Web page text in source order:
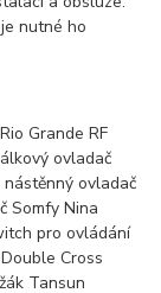
nutné ho
Grande RF
ovladač
nástěnný ovladač
Somfy Nina
pro ovládání
Cross
Tansun